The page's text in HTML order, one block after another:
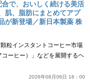
で、おいしく続ける美活
肌、脂肪にまとめてアプ
が新登場／新日本製薬 株
粒インスタントコーヒー市場
ーヒー）」などを展開するヘ
2026年08月06日 18：00